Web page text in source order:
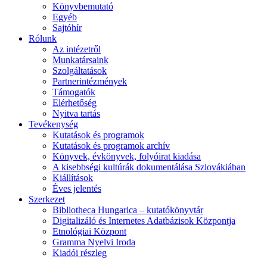
Könyvbemutató
Egyéb
Sajtóhír
Rólunk
Az intézetről
Munkatársaink
Szolgáltatások
Partnerintézmények
Támogatók
Elérhetőség
Nyitva tartás
Tevékenység
Kutatások és programok
Kutatások és programok archív
Könyvek, évkönyvek, folyóirat kiadása
A kisebbségi kultúrák dokumentálása Szlovákiában
Kiállítások
Éves jelentés
Szerkezet
Bibliotheca Hungarica – kutatókönyvtár
Digitalizáló és Internetes Adatbázisok Központja
Etnológiai Központ
Gramma Nyelvi Iroda
Kiadói részleg